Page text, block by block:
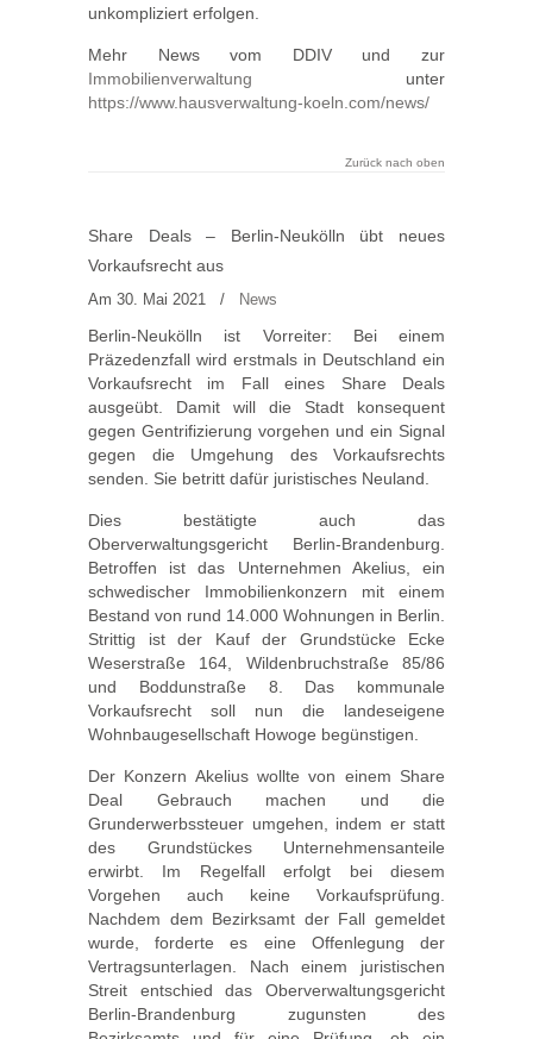
unkompliziert erfolgen.
Mehr News vom DDIV und zur
Immobilienverwaltung unter
https://www.hausverwaltung-koeln.com/news/
Zurück nach oben
Share Deals – Berlin-Neukölln übt neues
Vorkaufsrecht aus
Am 30. Mai 2021 / News
Berlin-Neukölln ist Vorreiter: Bei einem
Präzedenzfall wird erstmals in Deutschland ein
Vorkaufsrecht im Fall eines Share Deals
ausgeübt. Damit will die Stadt konsequent
gegen Gentrifizierung vorgehen und ein Signal
gegen die Umgehung des Vorkaufsrechts
senden. Sie betritt dafür juristisches Neuland.
Dies bestätigte auch das
Oberverwaltungsgericht Berlin-Brandenburg.
Betroffen ist das Unternehmen Akelius, ein
schwedischer Immobilienkonzern mit einem
Bestand von rund 14.000 Wohnungen in Berlin.
Strittig ist der Kauf der Grundstücke Ecke
Weserstraße 164, Wildenbruchstraße 85/86
und Boddunstraße 8. Das kommunale
Vorkaufsrecht soll nun die landeseigene
Wohnbaugesellschaft Howoge begünstigen.
Der Konzern Akelius wollte von einem Share
Deal Gebrauch machen und die
Grunderwerbssteuer umgehen, indem er statt
des Grundstückes Unternehmensanteile
erwirbt. Im Regelfall erfolgt bei diesem
Vorgehen auch keine Vorkaufsprüfung.
Nachdem dem Bezirksamt der Fall gemeldet
wurde, forderte es eine Offenlegung der
Vertragsunterlagen. Nach einem juristischen
Streit entschied das Oberverwaltungsgericht
Berlin-Brandenburg zugunsten des